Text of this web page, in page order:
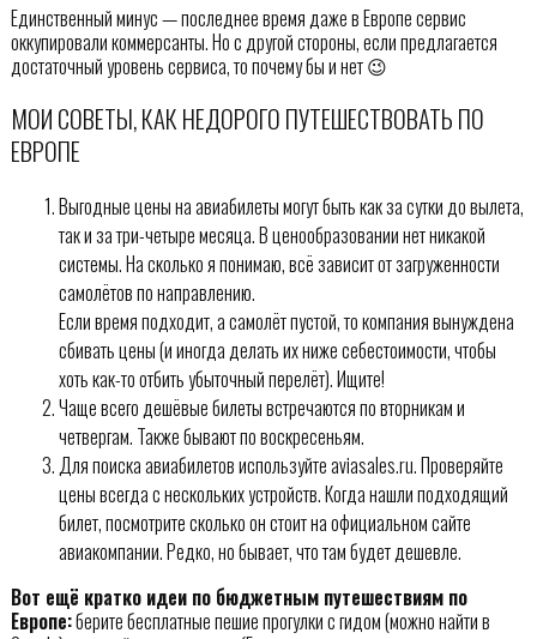
Единственный минус — последнее время даже в Европе сервис
оккупировали коммерсанты. Но с другой стороны, если предлагается
достаточный уровень сервиса, то почему бы и нет 😉
МОИ СОВЕТЫ, КАК НЕДОРОГО ПУТЕШЕСТВОВАТЬ ПО
ЕВРОПЕ
Выгодные цены на авиабилеты могут быть как за сутки до вылета,
так и за три-четыре месяца. В ценообразовании нет никакой
системы. На сколько я понимаю, всё зависит от загруженности
самолётов по направлению.
Если время подходит, а самолёт пустой, то компания вынуждена
сбивать цены (и иногда делать их ниже себестоимости, чтобы
хоть как-то отбить убыточный перелёт). Ищите!
Чаще всего дешёвые билеты встречаются по вторникам и
четвергам. Также бывают по воскресеньям.
Для поиска авиабилетов используйте aviasales.ru. Проверяйте
цены всегда с нескольких устройств. Когда нашли подходящий
билет, посмотрите сколько он стоит на официальном сайте
авиакомпании. Редко, но бывает, что там будет дешевле.
Вот ещё кратко идеи по бюджетным путешествиям по
Европе:берите бесплатные пешие прогулки с гидом (можно найти в